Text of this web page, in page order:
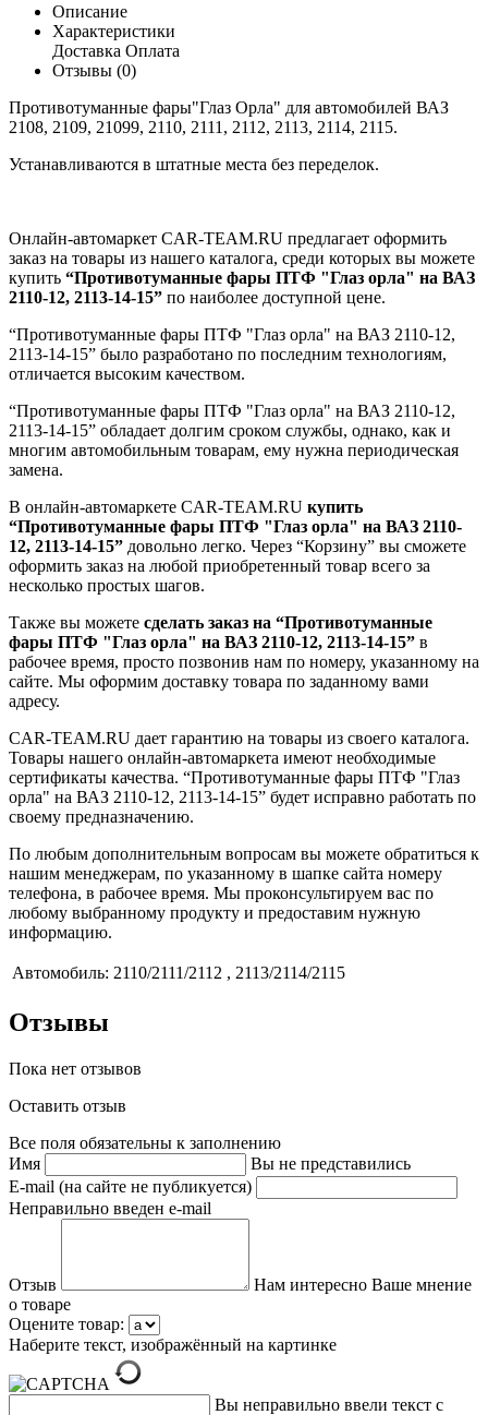
Описание
Характеристики
Доставка Оплата
Отзывы (0)
Противотуманные фары"Глаз Орла" для автомобилей ВАЗ
2108, 2109, 21099, 2110, 2111, 2112, 2113, 2114, 2115.
Устанавливаются в штатные места без переделок.
Онлайн-автомаркет CAR-TEAM.RU предлагает оформить
заказ на товары из нашего каталога, среди которых вы можете
купить “Противотуманные фары ПТФ "Глаз орла" на ВАЗ
2110-12, 2113-14-15” по наиболее доступной цене.
“Противотуманные фары ПТФ "Глаз орла" на ВАЗ 2110-12,
2113-14-15” было разработано по последним технологиям,
отличается высоким качеством.
“Противотуманные фары ПТФ "Глаз орла" на ВАЗ 2110-12,
2113-14-15” обладает долгим сроком службы, однако, как и
многим автомобильным товарам, ему нужна периодическая
замена.
В онлайн-автомаркете CAR-TEAM.RU купить
“Противотуманные фары ПТФ "Глаз орла" на ВАЗ 2110-
12, 2113-14-15” довольно легко. Через “Корзину” вы сможете
оформить заказ на любой приобретенный товар всего за
несколько простых шагов.
Также вы можете сделать заказ на “Противотуманные
фары ПТФ "Глаз орла" на ВАЗ 2110-12, 2113-14-15” в
рабочее время, просто позвонив нам по номеру, указанному на
сайте. Мы оформим доставку товара по заданному вами
адресу.
CAR-TEAM.RU дает гарантию на товары из своего каталога.
Товары нашего онлайн-автомаркета имеют необходимые
сертификаты качества. “Противотуманные фары ПТФ "Глаз
орла" на ВАЗ 2110-12, 2113-14-15” будет исправно работать по
своему предназначению.
По любым дополнительным вопросам вы можете обратиться к
нашим менеджерам, по указанному в шапке сайта номеру
телефона, в рабочее время. Мы проконсультируем вас по
любому выбранному продукту и предоставим нужную
информацию.
Автомобиль: 2110/2111/2112 , 2113/2114/2115
Отзывы
Пока нет отзывов
Оставить отзыв
Все поля обязательны к заполнению
Имя
Вы не представились
E-mail (на сайте не публикуется)
Неправильно введен e-mail
Отзыв
Нам интересно Ваше мнение
о товаре
Оцените товар:
Наберите текст, изображённый на картинке
Вы неправильно ввели текст с